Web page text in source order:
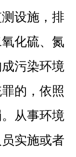
设施，排
化硫、氮
污染环境
的，依照
从事环境
实施或者